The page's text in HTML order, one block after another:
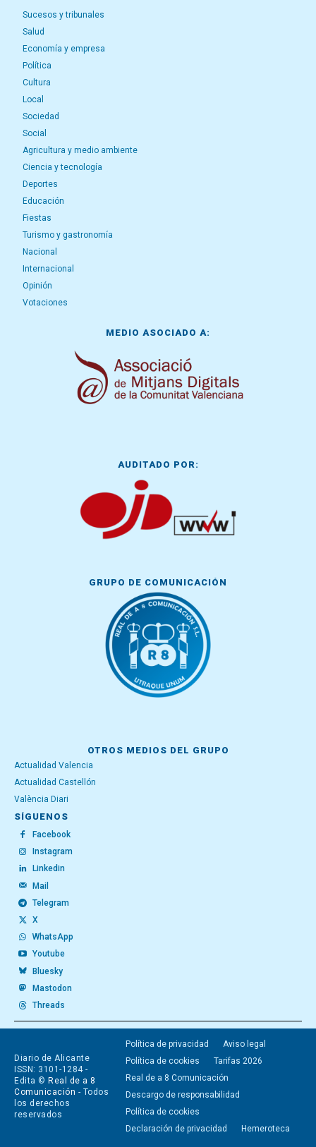
Sucesos y tribunales
Salud
Economía y empresa
Política
Cultura
Local
Sociedad
Social
Agricultura y medio ambiente
Ciencia y tecnología
Deportes
Educación
Fiestas
Turismo y gastronomía
Nacional
Internacional
Opinión
Votaciones
MEDIO ASOCIADO A:
AUDITADO POR:
GRUPO DE COMUNICACIÓN
OTROS MEDIOS DEL GRUPO
Actualidad Valencia
Actualidad Castellón
València Diari
SÍGUENOS
Facebook
Instagram
Linkedin
Mail
Telegram
X
WhatsApp
Youtube
Bluesky
Mastodon
Threads
Diario de Alicante
ISSN: 3101-1284 -
Edita © Real de a 8
Comunicación - Todos
los derechos
reservados
Política de privacidad
Aviso legal
Política de cookies
Tarifas 2026
Real de a 8 Comunicación
Descargo de responsabilidad
Política de cookies
Declaración de privacidad
Hemeroteca